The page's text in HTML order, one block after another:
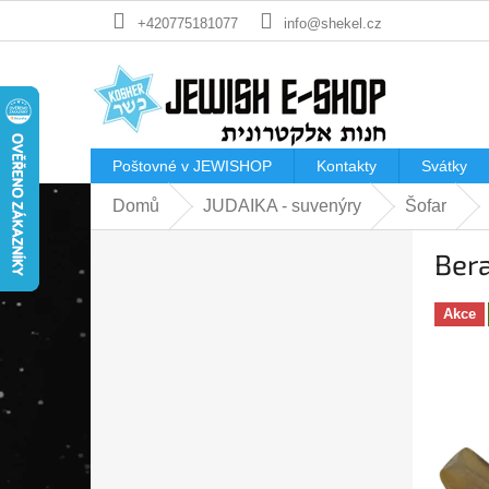
+420775181077 info@shekel.cz
Poštovné v JEWISHOP Kontakty Svátky
Domů JUDAIKA - suvenýry Šofar
Akce